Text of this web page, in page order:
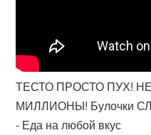
ТЕСТО ПРОСТО ПУХ!
МИЛЛИОНЫ! Булочки
- Еда на любой вкус